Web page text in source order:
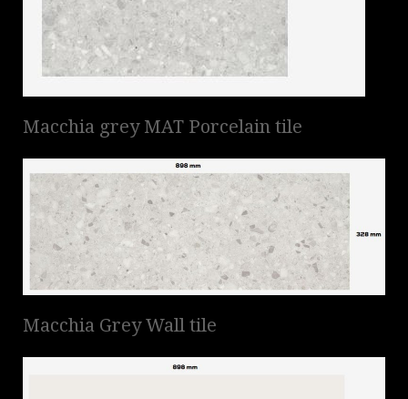
Macchia grey MAT Porcelain tile
Macchia Grey Wall tile